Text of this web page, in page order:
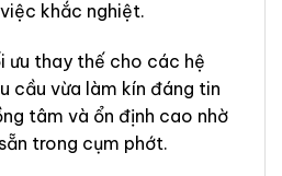
khắc nghiệt.
ưu thay thế cho các hệ
cầu vừa làm kín đáng tin
tâm và ổn định cao nhờ
trong cụm phớt.